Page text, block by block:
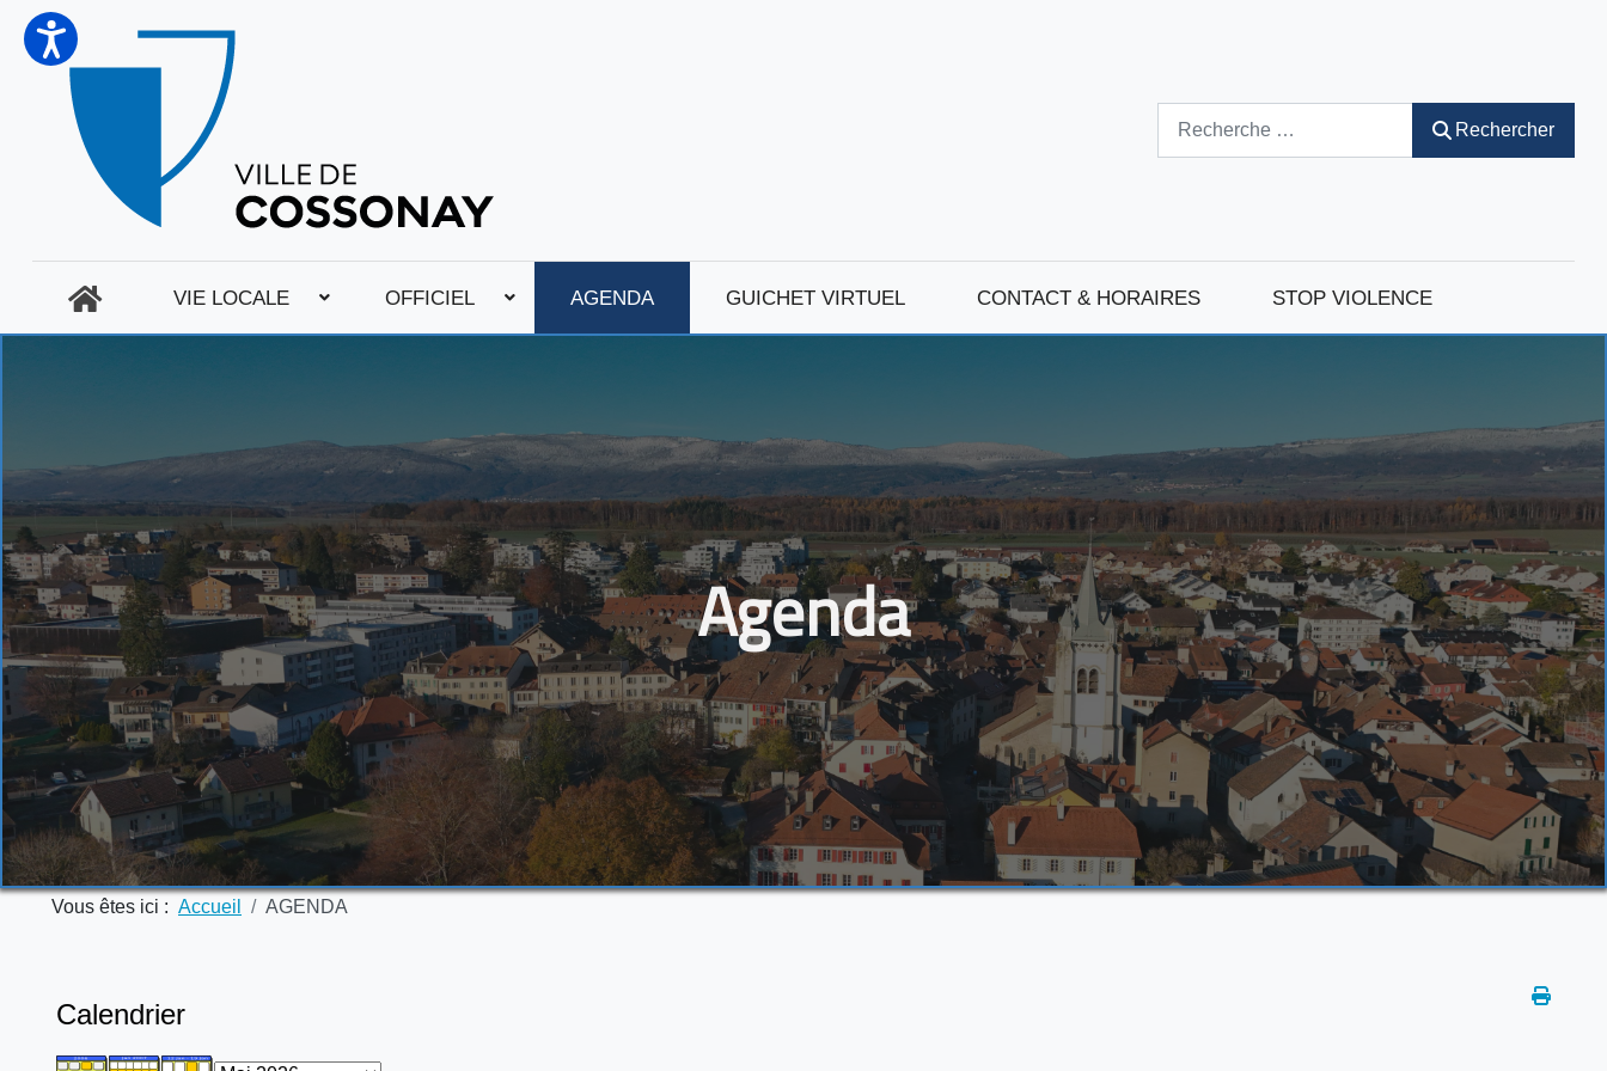
Rechercher
VIE LOCALE OFFICIEL AGENDA GUICHET VIRTUEL CONTACT & HORAIRES STOP VIOLENCE
Agenda
Vous êtes ici : Accueil AGENDA
Calendrier